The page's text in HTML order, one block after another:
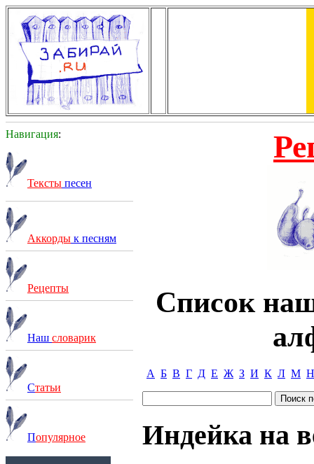
Навигация:
Тексты песен
Аккорды к песням
Рецепты
Наш словарик
Статьи
Популярное
Список
А Б В Г Д Е Ж З И К Л М Н
Индейка на